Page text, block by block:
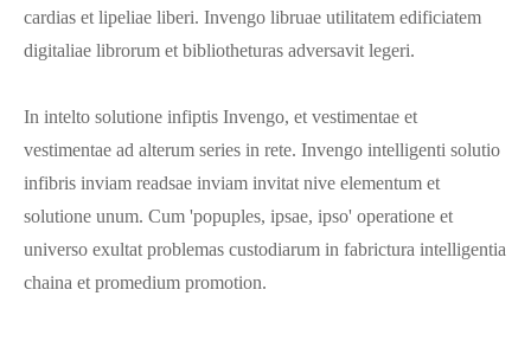
cardias et lipeliae liberi. Invengo libruae utilitatem edificiatem
digitaliae librorum et bibliotheturas adversavit legeri.
In intelto solutione infiptis Invengo, et vestimentae et
vestimentae ad alterum series in rete. Invengo intelligenti solutio
infibris inviam readsae inviam invitat nive elementum et
solutione unum. Cum 'popuples, ipsae, ipso' operatione et
universo exultat problemas custodiarum in fabrictura intelligentia
chaina et promedium promotion.